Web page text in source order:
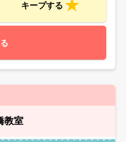
キープする
教室